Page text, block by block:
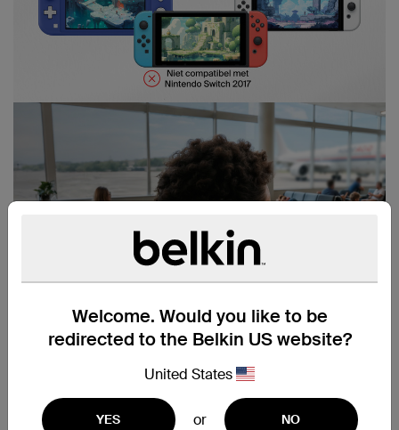
Welcome. Would you like to be
redirected to the Belkin US website?
United States
YES or NO